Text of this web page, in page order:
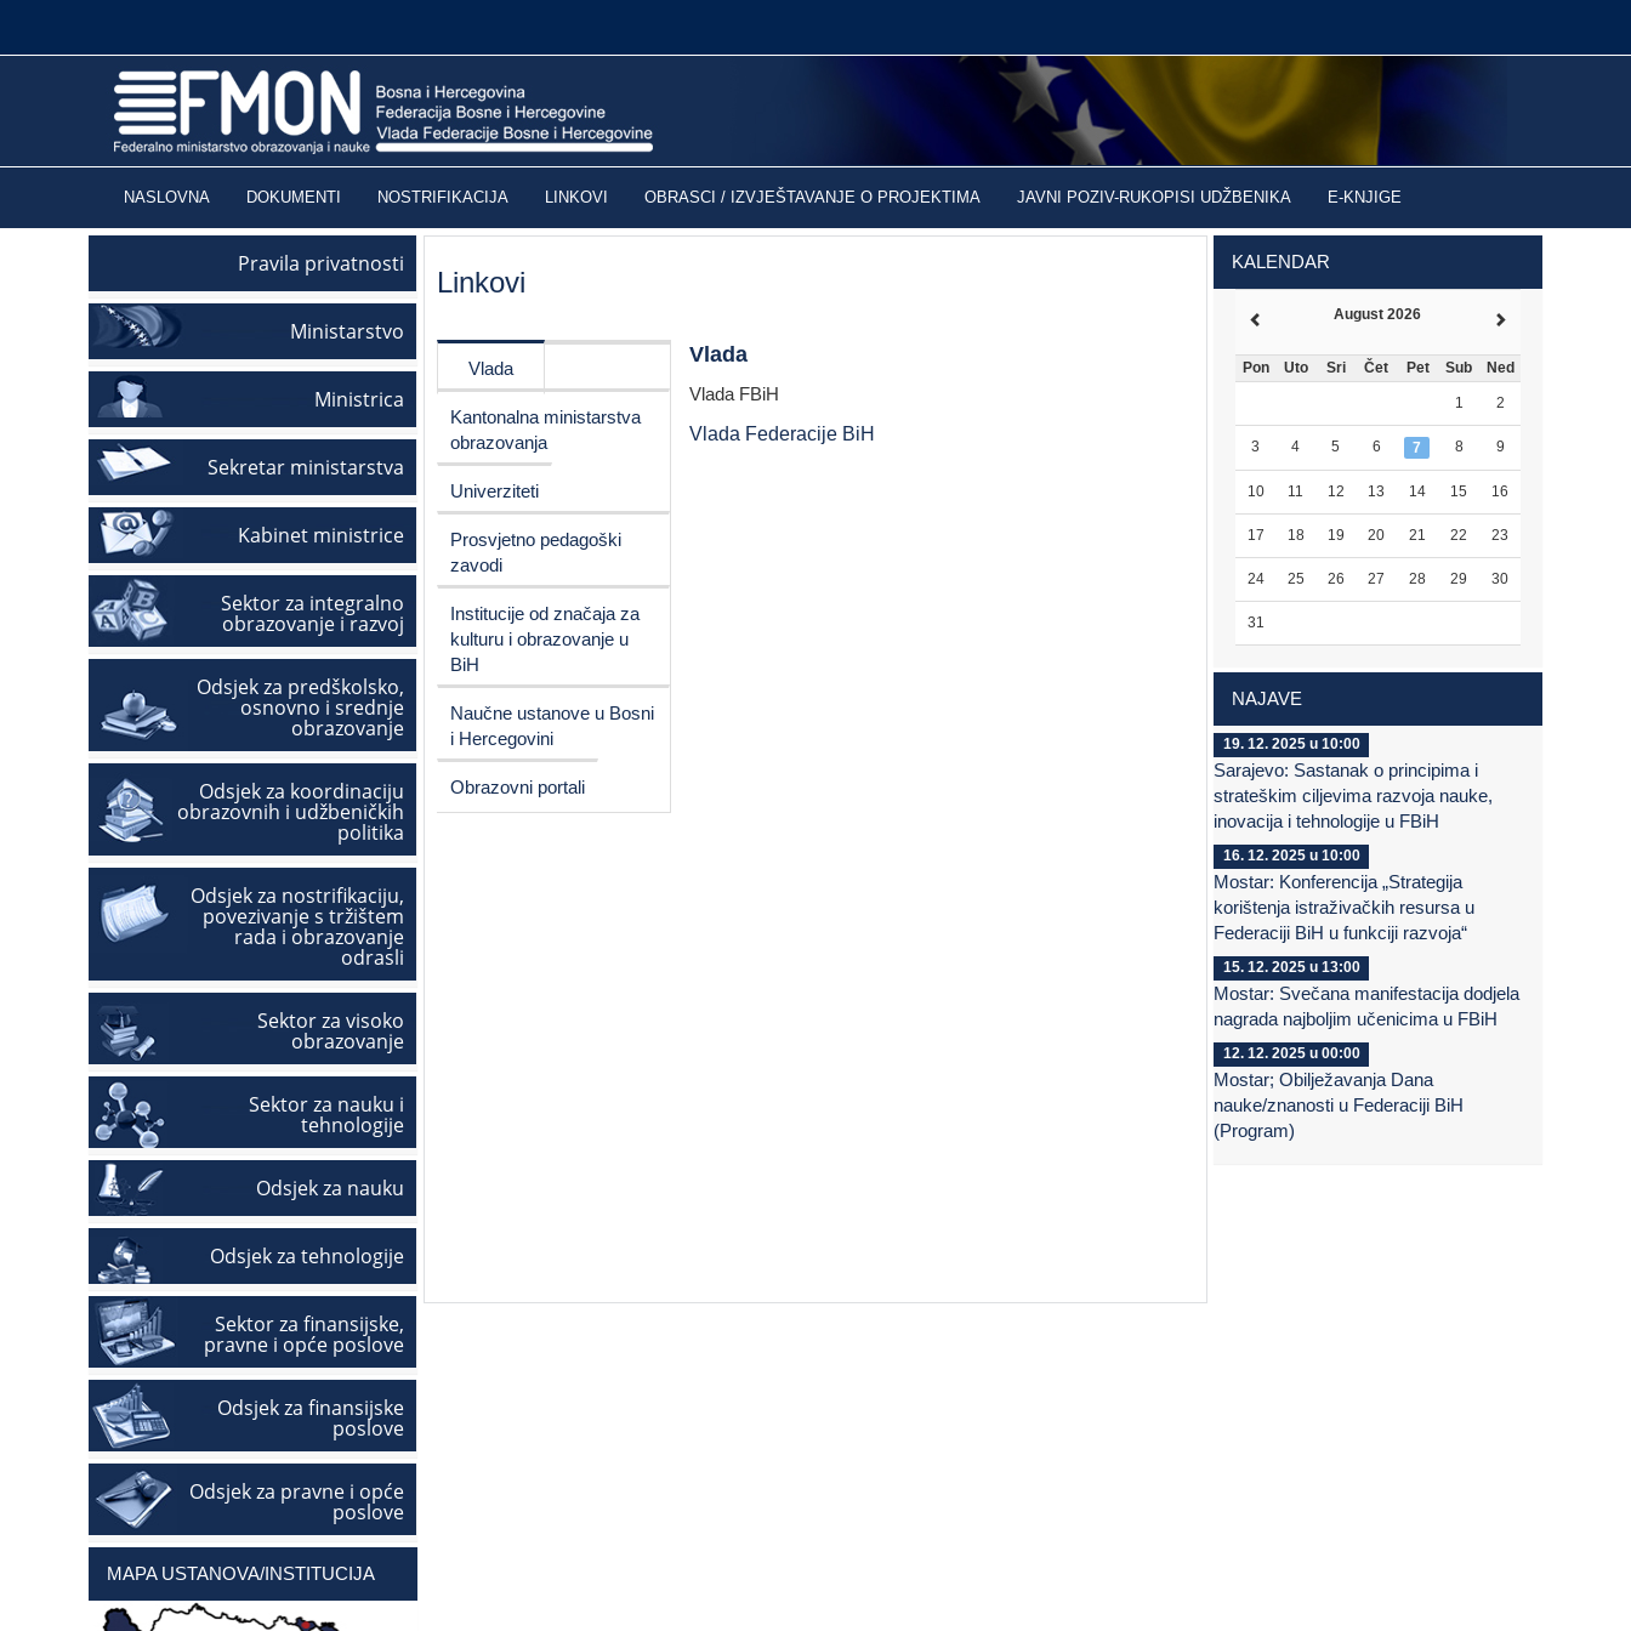
NASLOVNA DOKUMENTI NOSTRIFIKACIJA LINKOVI OBRASCI / IZVJEŠTAVANJE O PROJEKTIMA JAVNI POZIV-RUKOPISI UDŽBENIKA E-KNJIGE
Pravila privatnosti
Ministarstvo
Ministrica
Sekretar ministarstva
Kabinet ministrice
Sektor za integralno
obrazovanje i razvoj
Odsjek za predškolsko,
osnovno i srednje
obrazovanje
Odsjek za koordinaciju
obrazovnih i udžbeničkih
politika
Odsjek za nostrifikaciju,
povezivanje s tržištem
rada i obrazovanje
odrasli
Sektor za visoko
obrazovanje
Sektor za nauku i
tehnologije
Odsjek za nauku
Odsjek za tehnologije
Sektor za finansijske,
pravne i opće poslove
Odsjek za finansijske
poslove
Odsjek za pravne i opće
poslove
MAPA USTANOVA/INSTITUCIJA
Linkovi
Vlada
Kantonalna ministarstva
obrazovanja
Univerziteti
Prosvjetno pedagoški
zavodi
Institucije od značaja za
kulturu i obrazovanje u
BiH
Naučne ustanove u Bosni
i Hercegovini
Obrazovni portali
Vlada
Vlada FBiH
Vlada Federacije BiH
KALENDAR
August 2026
Pon Uto Sri Čet Pet Sub Ned
1 2
3 4 5 6 7 8 9
10 11 12 13 14 15 16
17 18 19 20 21 22 23
24 25 26 27 28 29 30
31
NAJAVE
19. 12. 2025 u 10:00
Sarajevo: Sastanak o principima i
strateškim ciljevima razvoja nauke,
inovacija i tehnologije u FBiH
16. 12. 2025 u 10:00
Mostar: Konferencija „Strategija
korištenja istraživačkih resursa u
Federaciji BiH u funkciji razvoja“
15. 12. 2025 u 13:00
Mostar: Svečana manifestacija dodjela
nagrada najboljim učenicima u FBiH
12. 12. 2025 u 00:00
Mostar; Obilježavanja Dana
nauke/znanosti u Federaciji BiH
(Program)